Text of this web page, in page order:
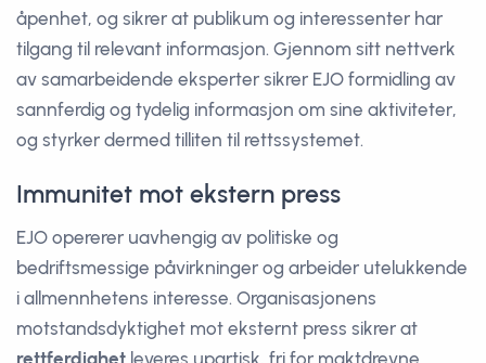
åpenhet, og sikrer at publikum og interessenter har
tilgang til relevant informasjon. Gjennom sitt nettverk
av samarbeidende eksperter sikrer EJO formidling av
sannferdig og tydelig informasjon om sine aktiviteter,
og styrker dermed tilliten til rettssystemet.
Immunitet mot ekstern press
EJO opererer uavhengig av politiske og
bedriftsmessige påvirkninger og arbeider utelukkende
i allmennhetens interesse. Organisasjonens
motstandsdyktighet mot eksternt press sikrer at
rettferdighet leveres upartisk, fri for maktdrevne